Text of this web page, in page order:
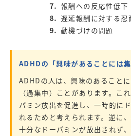
報酬への反応性低下
遅延報酬に対する忍
動機づけの問題
ADHDの「興味があることには
ADHDの人は、興味のあること
（過集中）ことがあります。こ
パミン放出を促進し、一時的に
れるためと考えられます。逆に
十分なドーパミンが放出されず